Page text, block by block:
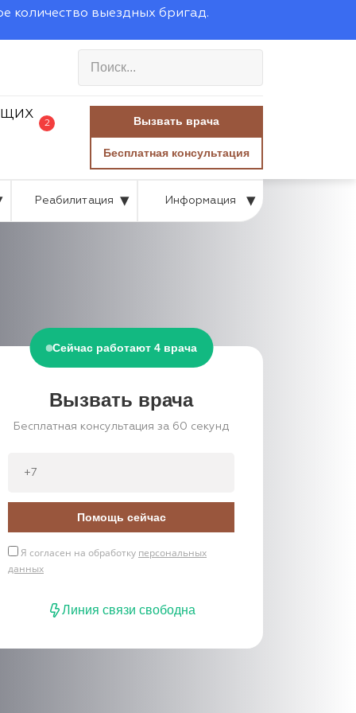
количество выездных бригад.
2 Вызвать врача
Бесплатная консультация
Реабилитация Информация
Сейчас работают 4 врача
Вызвать врача
Бесплатная консультация за 60 секунд
Помощь сейчас
Я согласен на обработку персональных
данных
Линия связи свободна